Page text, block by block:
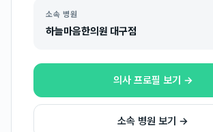
소속 병원
하늘마음한의원 대구점
의사 프로필 보기 →
소속 병원 보기 →